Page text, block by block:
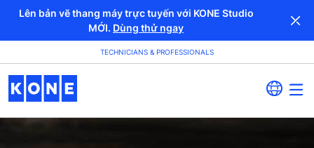
Lên bản vẽ thang máy trực tuyến với KONE Studio
MỚI. Dùng thử ngay
TECHNICIANS & PROFESSIONALS